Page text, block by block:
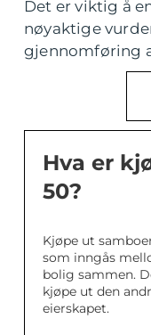
Det er viktig å
nøyaktige
gjennomføring
Hva er
50?
Kjøpe ut
som inngås
bolig sammen.
kjøpe ut den
eierskapet.